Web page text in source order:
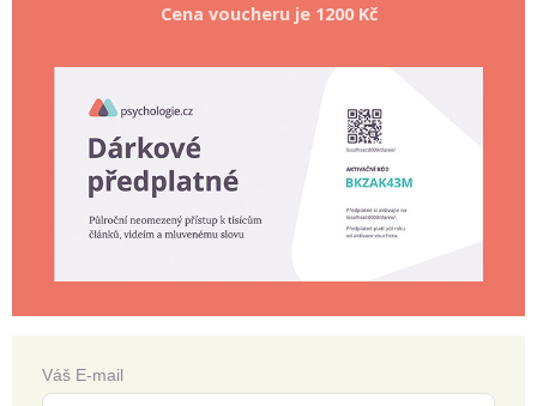
Cena voucheru je 1200 Kč
Váš E-mail